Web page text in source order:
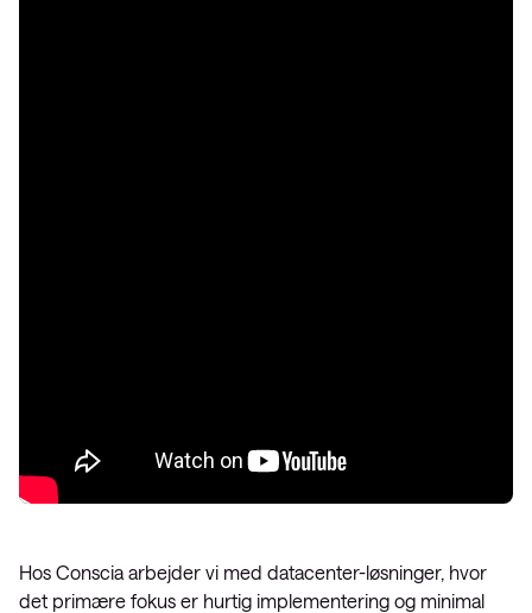
Hos Conscia arbejder vi med datacenter-løsninger, hvor
det primære fokus er hurtig implementering og minimal